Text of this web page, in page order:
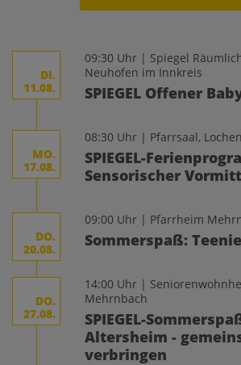
DI.
11.08.
09:30 Uhr | Spiegel
Neuhofen im Innkreis
SPIEGEL Offener
MO.
17.08.
08:30 Uhr | Pfarrsaal,
SPIEGEL-
Sensorischer
DO.
20.08.
09:00 Uhr | Pfarrheim
Sommerspaß:
DO.
27.08.
14:00 Uhr |
Mehrnbach
SPIEGEL-
Altersheim -
verbringen